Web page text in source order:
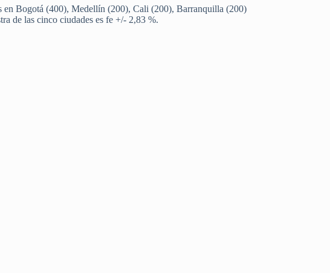
en Bogotá (400), Medellín (200), Cali (200), Barranquilla (200)
de las cinco ciudades es fe +/- 2,83 %.